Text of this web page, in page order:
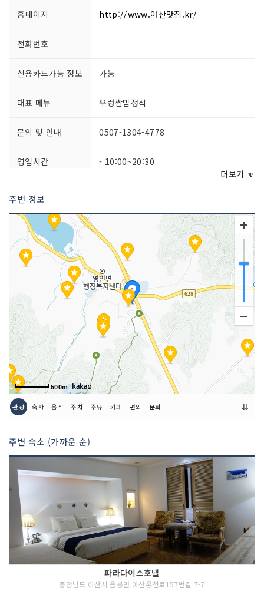
홈페이지 http://www.아산맛집.kr/
전화번호
신용카드가능 정보 가능
대표 메뉴 우렁쌈밥정식
문의 및 안내 0507-1304-4778
영업시간
- 10:00~20:30
포장 가능 가능
주차시설 가능
가능
쉬는날
매주 월요일 (단, 월요일이 공휴일인 경우
정상영업)
취급 메뉴 우렁쌈밥 / 어린이돈까스 / 연냉면 등
인허가번호 20100461047
더보기 🔽
주변 정보
500m
관광 숙박 음식 주차 주유 카페 편의 문화 ⇊
주변 숙소 (가까운 순)
파라다이스호텔
충청남도 아산시 음봉면 아산온천로157번길 7-7